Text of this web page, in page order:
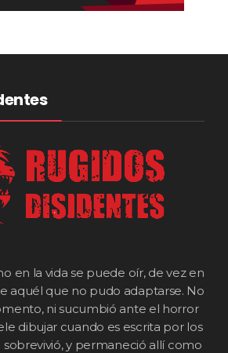
en la vida se puede oír, de vez en
aquél que no pudo adaptarse. No
ni sucumbió ante el horror
dibujar cuando es escrita por los
sobrevivió, y permaneció allí como